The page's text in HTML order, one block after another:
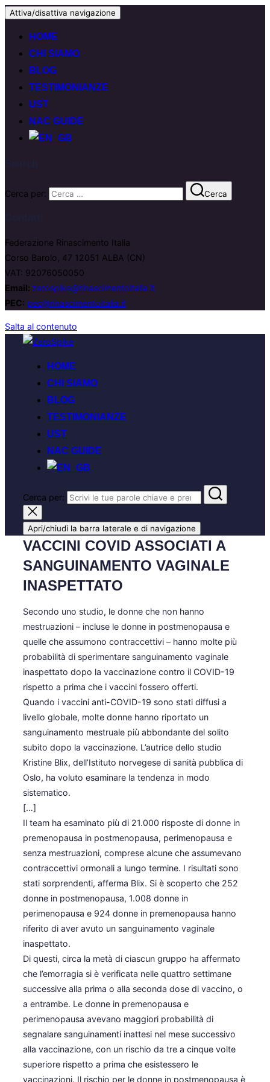
Attiva/disattiva navigazione
HOME
CHI SIAMO
BLOG
TESTIMONIANZE
UST
NAC GUIDE
Cerca per: Cerca
Federazione Rinascimento Italia
Corso Barolo, 47 12051 ALBA (CN)
VAT: 92076050050
Email: zerospike@rinascimentoitalia.it
PEC: pec@rinascimentoitalia.it
Salta al contenuto
HOME
CHI SIAMO
BLOG
TESTIMONIANZE
UST
NAC GUIDE
Cerca per:
Apri/chiudi la barra laterale e di navigazione
VACCINI COVID ASSOCIATI A
SANGUINAMENTO VAGINALE
INASPETTATO
Secondo uno studio, le donne che non hanno
mestruazioni – incluse le donne in postmenopausa e
quelle che assumono contraccettivi – hanno molte più
probabilità di sperimentare sanguinamento vaginale
inaspettato dopo la vaccinazione contro il COVID-19
rispetto a prima che i vaccini fossero offerti.
Quando i vaccini anti-COVID-19 sono stati diffusi a
livello globale, molte donne hanno riportato un
sanguinamento mestruale più abbondante del solito
subito dopo la vaccinazione. L’autrice dello studio
Kristine Blix, dell’Istituto norvegese di sanità pubblica di
Oslo, ha voluto esaminare la tendenza in modo
sistematico.
[…]
Il team ha esaminato più di 21.000 risposte di donne in
premenopausa in postmenopausa, perimenopausa e
senza mestruazioni, comprese alcune che assumevano
contraccettivi ormonali a lungo termine. I risultati sono
stati sorprendenti, afferma Blix. Si è scoperto che 252
donne in postmenopausa, 1.008 donne in
perimenopausa e 924 donne in premenopausa hanno
riferito di aver avuto un sanguinamento vaginale
inaspettato.
Di questi, circa la metà di ciascun gruppo ha affermato
che l’emorragia si è verificata nelle quattro settimane
successive alla prima o alla seconda dose di vaccino, o
a entrambe. Le donne in premenopausa e
perimenopausa avevano maggiori probabilità di
segnalare sanguinamenti inattesi nel mese successivo
alla vaccinazione, con un rischio da tre a cinque volte
superiore rispetto a prima che esistessero le
vaccinazioni. Il rischio per le donne in postmenopausa è